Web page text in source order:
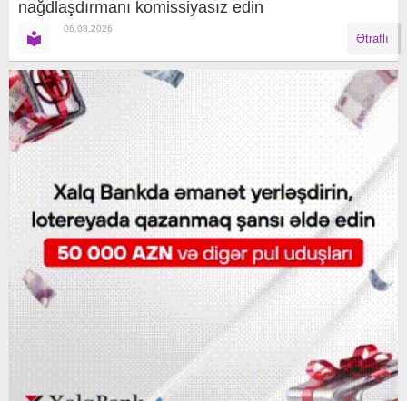
nağdlaşdırmanı komissiyasız edin
06.08.2026
Ətraflı